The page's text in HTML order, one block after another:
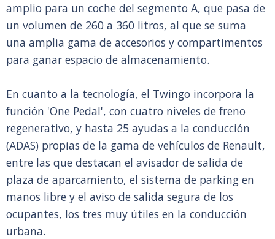
amplio para un coche del segmento A, que pasa de
un volumen de 260 a 360 litros, al que se suma
una amplia gama de accesorios y compartimentos
para ganar espacio de almacenamiento.
En cuanto a la tecnología, el Twingo incorpora la
función 'One Pedal', con cuatro niveles de freno
regenerativo, y hasta 25 ayudas a la conducción
(ADAS) propias de la gama de vehículos de Renault,
entre las que destacan el avisador de salida de
plaza de aparcamiento, el sistema de parking en
manos libre y el aviso de salida segura de los
ocupantes, los tres muy útiles en la conducción
urbana.